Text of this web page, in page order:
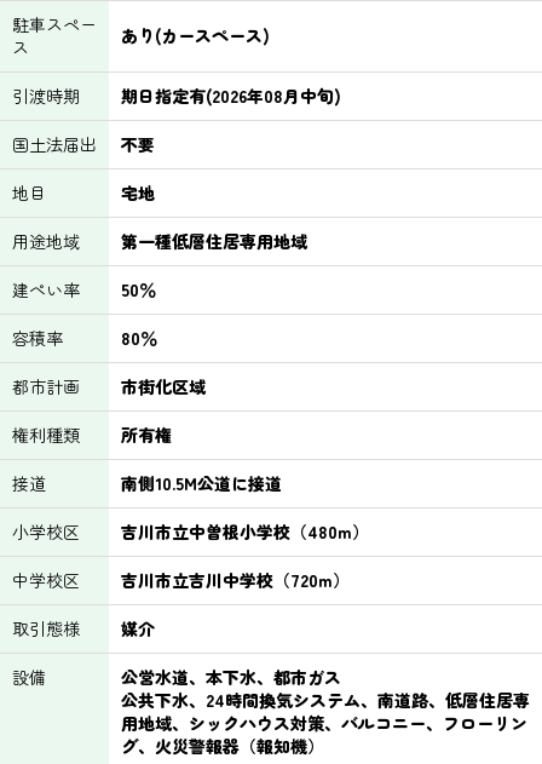
駐車スペー
ス
あり(カースペース)
引渡時期
期日指定有(2026年08月中旬)
国土法届出
不要
地目
宅地
用途地域
第一種低層住居専用地域
建ぺい率
50％
容積率
80％
都市計画
市街化区域
権利種類
所有権
接道
南側10.5M公道に接道
小学校区
吉川市立中曽根小学校（480m）
中学校区
吉川市立吉川中学校（720m）
取引態様
媒介
設備
公営水道、本下水、都市ガス
公共下水、24時間換気システム、南道路、低層住居専
用地域、シックハウス対策、バルコニー、フローリン
グ、火災警報器（報知機）